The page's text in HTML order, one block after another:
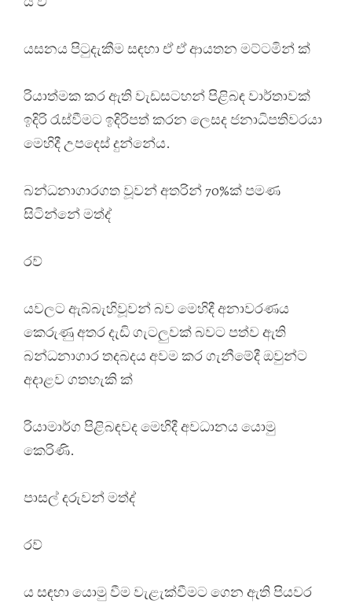
යසනය පිටුදැකීම සඳහා ඒ ඒ ආයතන මට්ටමින් ක්
රියාත්මක කර ඇති වැඩසටහන් පිළිබඳ වාර්තාවක්
ඉදිරි රැස්වීමට ඉදිරිපත් කරන ලෙසද ජනාධිපතිවරයා
මෙහිදී උපදෙස් දුන්නේය.
බන්ධනාගාරගත වූවන් අතරින් 70%ක් පමණ
සිටින්නේ මත්ද්
රව්
යවලට ඇබ්බැහිවූවන් බව මෙහිදී අනාවරණය
කෙරුණු අතර දැඩි ගැටලුවක් බවට පත්ව ඇති
බන්ධනාගාර තදබදය අවම කර ගැනීමේදී ඔවුන්ට
අදාළව ගතහැකි ක්
රියාමාර්ග පිළිබඳවද මෙහිදී අවධානය යොමු
කෙරිණි.
පාසල් දරුවන් මත්ද්
රව්
ය සඳහා යොමු වීම වැළැක්වීමට ගෙන ඇති පියවර